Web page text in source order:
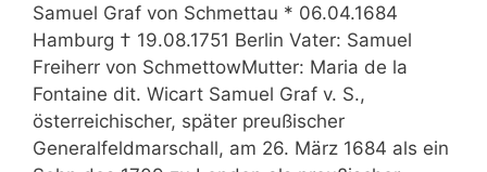
Samuel Graf von Schmettau * 06.04.1684
Hamburg † 19.08.1751 Berlin Vater: Samuel
Freiherr von SchmettowMutter: Maria de la
Fontaine dit. Wicart Samuel Graf v. S.,
österreichischer, später preußischer
Generalfeldmarschall, am 26. März 1684 als ein